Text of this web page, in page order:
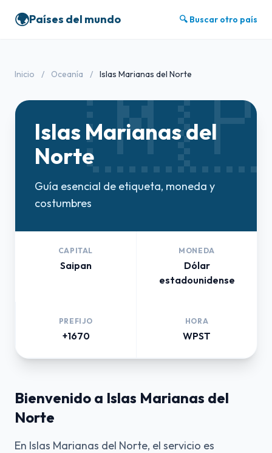
🌍Países del mundo 🔍 Buscar otro país
Inicio / Oceanía / Islas Marianas del Norte
Islas Marianas del
Norte
Guía esencial de etiqueta, moneda y
costumbres
CAPITAL
Saipan
MONEDA
Dólar
estadounidense
PREFIJO
+1670
HORA
WPST
Bienvenido a Islas Marianas del
Norte
En Islas Marianas del Norte, el servicio es